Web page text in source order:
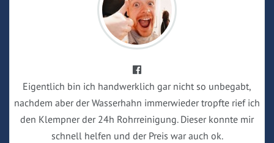
Eigentlich bin ich handwerklich gar nicht so unbegabt,
nachdem aber der Wasserhahn immerwieder tropfte rief ich
den Klempner der 24h Rohrreinigung. Dieser konnte mir
schnell helfen und der Preis war auch ok.